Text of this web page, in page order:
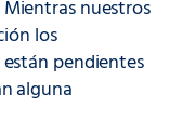
Mientras nuestros
los
pendientes
alguna